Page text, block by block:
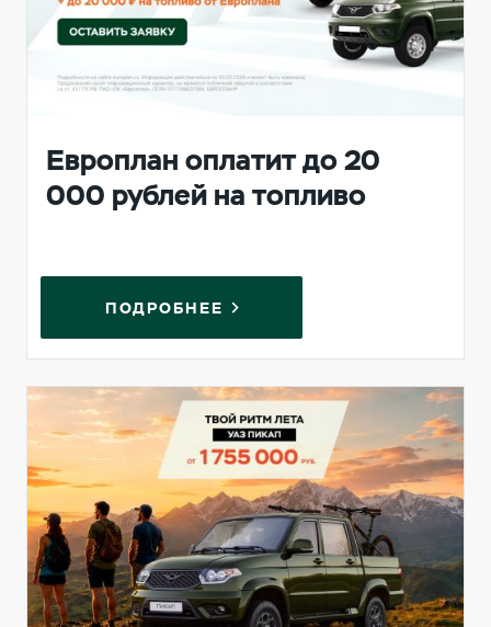
Европлан оплатит до 20
000 рублей на топливо
ПОДРОБНЕЕ